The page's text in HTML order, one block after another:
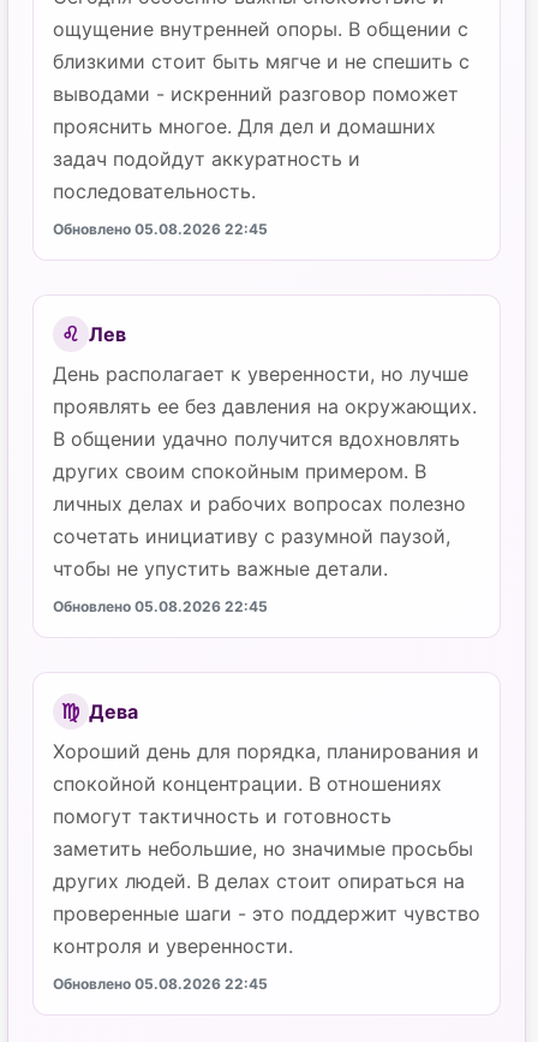
ощущение внутренней опоры. В общении с
близкими стоит быть мягче и не спешить с
выводами - искренний разговор поможет
прояснить многое. Для дел и домашних
задач подойдут аккуратность и
последовательность.
Обновлено 05.08.2026 22:45
♌ Лев
День располагает к уверенности, но лучше
проявлять ее без давления на окружающих.
В общении удачно получится вдохновлять
других своим спокойным примером. В
личных делах и рабочих вопросах полезно
сочетать инициативу с разумной паузой,
чтобы не упустить важные детали.
Обновлено 05.08.2026 22:45
♍ Дева
Хороший день для порядка, планирования и
спокойной концентрации. В отношениях
помогут тактичность и готовность
заметить небольшие, но значимые просьбы
других людей. В делах стоит опираться на
проверенные шаги - это поддержит чувство
контроля и уверенности.
Обновлено 05.08.2026 22:45